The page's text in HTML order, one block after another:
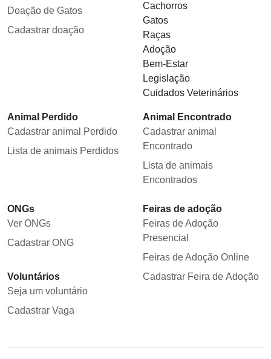
Doação de Gatos
Cadastrar doação
Cachorros
Gatos
Raças
Adoção
Bem-Estar
Legislação
Cuidados Veterinários
Animal Perdido
Cadastrar animal Perdido
Lista de animais Perdidos
Animal Encontrado
Cadastrar animal
Encontrado
Lista de animais
Encontrados
ONGs
Ver ONGs
Cadastrar ONG
Voluntários
Seja um voluntário
Cadastrar Vaga
Feiras de adoção
Feiras de Adoção
Presencial
Feiras de Adoção Online
Cadastrar Feira de Adoção